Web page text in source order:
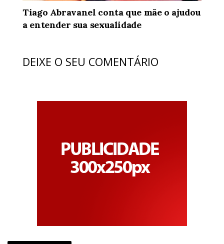
Tiago Abravanel conta que mãe o ajudou
a entender sua sexualidade
DEIXE O SEU COMENTÁRIO